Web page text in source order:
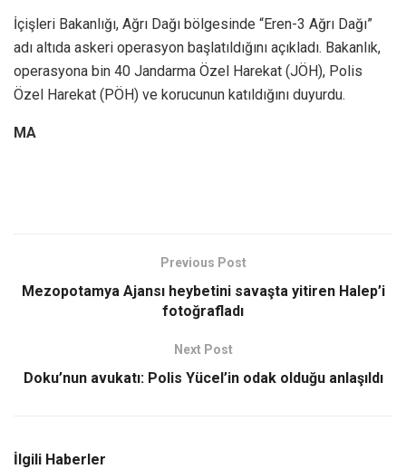
İçişleri Bakanlığı, Ağrı Dağı bölgesinde “Eren-3 Ağrı Dağı”
adı altıda askeri operasyon başlatıldığını açıkladı. Bakanlık,
operasyona bin 40 Jandarma Özel Harekat (JÖH), Polis
Özel Harekat (PÖH) ve korucunun katıldığını duyurdu.
MA
Previous Post
Mezopotamya Ajansı heybetini savaşta yitiren Halep’i
fotoğrafladı
Next Post
Doku’nun avukatı: Polis Yücel’in odak olduğu anlaşıldı
İlgili Haberler